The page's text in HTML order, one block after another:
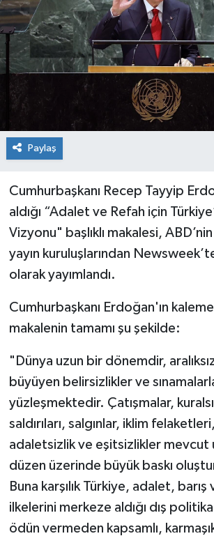
Paylaş
Cumhurbaşkanı Recep Tayyip
aldığı “Adalet ve Refah için
Vizyonu" başlıklı makalesi,
yayın kuruluşlarından
olarak yayımlandı.
Cumhurbaşkanı Erdoğan'ın kaleme
makalenin tamamı şu şekilde:
"Dünya uzun bir dönemdir,
büyüyen belirsizlikler ve
yüzleşmektedir. Çatışmalar,
saldırıları, salgınlar, iklim
adaletsizlik ve eşitsizlikler mevcut
düzen üzerinde büyük baskı
Buna karşılık Türkiye, adalet, barış
ilkelerini merkeze aldığı dış politika
ödün vermeden kapsamlı,